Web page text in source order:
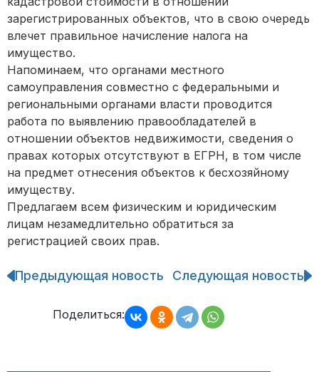
зарегистрированных объектов, что в свою очередь
влечет правильное начисление налога на
имущество.
Напоминаем, что органами местного
самоуправления совместно с федеральными и
региональными органами власти проводится
работа по выявлению правообладателей в
отношении объектов недвижимости, сведения о
правах которых отсутствуют в ЕГРН, в том числе
на предмет отнесения объектов к бесхозяйному
имуществу.
Предлагаем всем физическим и юридическим
лицам незамедлительно обратиться за
регистрацией своих прав.
Навигация
записям
Предыдующая новость Следующая новость
Поделиться: